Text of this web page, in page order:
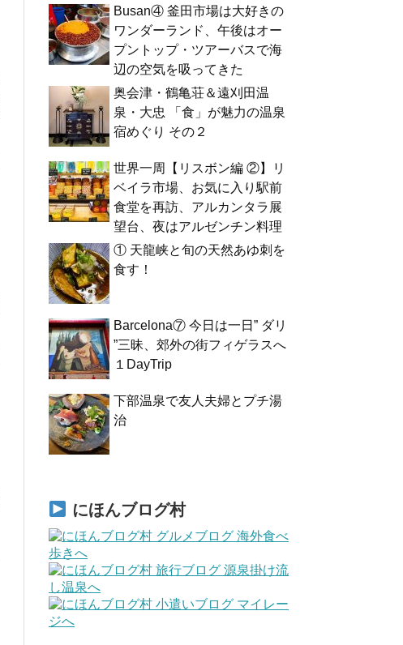
Busan④ 釜田市場は大好きの
ワンダーランド、午後はオー
プントップ・ツアーバスで海
辺の空気を吸ってきた
奥会津・鶴亀荘＆遠刈田温
泉・大忠 「食」が魅力の温泉
宿めぐり その２
世界一周【リスボン編 ②】リ
ベイラ市場、お気に入り駅前
食堂を再訪、アルカンタラ展
望台、夜はアルゼンチン料理
① 天龍峡と旬の天然あゆ刺を
食す！
Barcelona⑦ 今日は一日” ダリ
”三昧、郊外の街フィゲラスへ
１DayTrip
下部温泉で友人夫婦とプチ湯
治
にほんブログ村